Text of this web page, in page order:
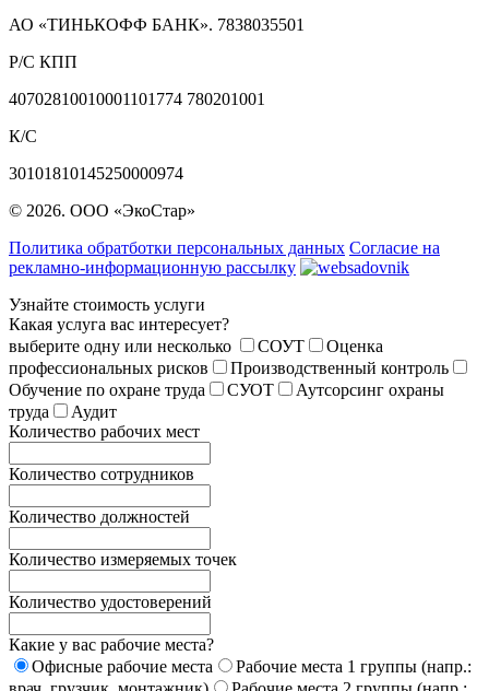
АО «ТИНЬКОФФ БАНК». 7838035501
Р/С КПП
40702810010001101774 780201001
К/С
30101810145250000974
© 2026. ООО «ЭкоСтар»
Политика обратботки персональных данных Согласие на
рекламно-информационную рассылку
Узнайте стоимость услуги
Какая услуга вас интересует?
выберите одну или несколько
СОУТ
Оценка
профессиональных рисков
Производственный контроль
Обучение по охране труда
СУОТ
Аутсорсинг охраны
труда
Аудит
Количество рабочих мест
Количество сотрудников
Количество должностей
Количество измеряемых точек
Количество удостоверений
Какие у вас рабочие места?
Офисные рабочие места
Рабочие места 1 группы (напр.: